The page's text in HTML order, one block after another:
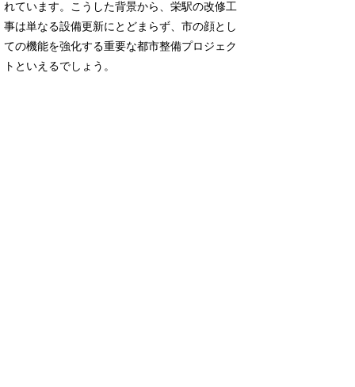
れています。こうした背景から、栄駅の改修工
事は単なる設備更新にとどまらず、市の顔とし
ての機能を強化する重要な都市整備プロジェク
トといえるでしょう。